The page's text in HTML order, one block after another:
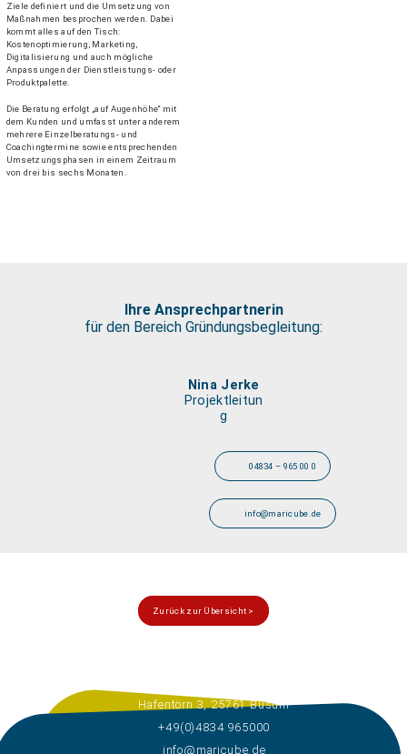
Ziele definiert und die Umsetzung von
Maßnahmen besprochen werden. Dabei
kommt alles auf den Tisch:
Kostenoptimierung, Marketing,
Digitalisierung und auch mögliche
Anpassungen der Dienstleistungs- oder
Produktpalette.
Die Beratung erfolgt „auf Augenhöhe“ mit
dem Kunden und umfasst unter anderem
mehrere Einzelberatungs- und
Coachingtermine sowie entsprechenden
Umsetzungsphasen in einem Zeitraum
von drei bis sechs Monaten.
Ihre Ansprechpartnerin
für den Bereich Gründungsbegleitung:
Nina Jerke
Projektleitun
g
04834 – 965 00 0
info@maricube.de
Zurück zur Übersicht >
Hafentörn 3, 25761 Büsum
+49(0)4834 965000
info@maricube.de